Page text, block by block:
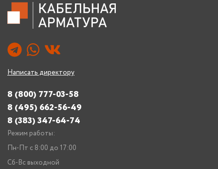
Написать директору
8 (800) 777-03-58
8 (495) 662-56-49
8 (383) 347-64-74
Режим работы:
Пн-Пт с 8:00 до 17:00
Сб-Вс выходной